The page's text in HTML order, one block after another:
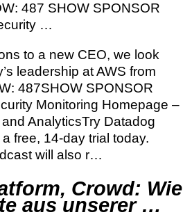
487 SHOW SPONSOR
…
to a new CEO, we look
leadership at AWS from
487SHOW SPONSOR
Monitoring Homepage –
AnalyticsTry Datadog
free, 14-day trial today.
will also r…
Crowd: Wie
aus unserer …